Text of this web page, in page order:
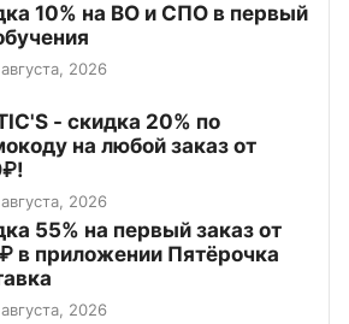
10% на ВО и СПО в первый
2026
- скидка 20% по
на любой заказ от
2026
55% на первый заказ от
в приложении Пятёрочка
2026